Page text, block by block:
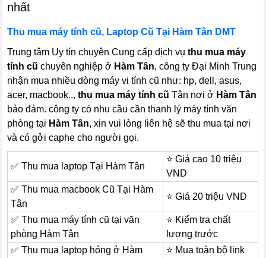
nhất
Thu mua máy tính cũ, Laptop Cũ Tại Hàm Tân DMT
Trung tâm Uy tín chuyên Cung cấp dịch vụthu mua máy
tính cũchuyên nghiệp ở Hàm Tân, công ty Đại Minh Trung
nhận mua nhiều dòng máy vi tính cũ như: hp, dell, asus,
acer, macbook.., thu mua máy tính cũTận nơi ở Hàm Tân
bảo đảm. công ty có nhu cầu cần thanh lý máy tính văn
phòng tại Hàm Tân, xin vui lòng liên hệ sẽ thu mua tại nơi
và có gởi caphe cho người gọi.
✅ Thu mua laptop Tại Hàm Tân
⭐ Giá cao 10 triệu
VND
✅ Thu mua macbook Cũ Tại Hàm
Tân
⭐ Giá 20 triệu VND
✅ Thu mua máy tính cũ tại văn
phòng Hàm Tân
⭐ Kiểm tra chất
lượng trước
✅ Thu mua laptop hỏng ở Hàm
⭐ Mua toàn bộ link